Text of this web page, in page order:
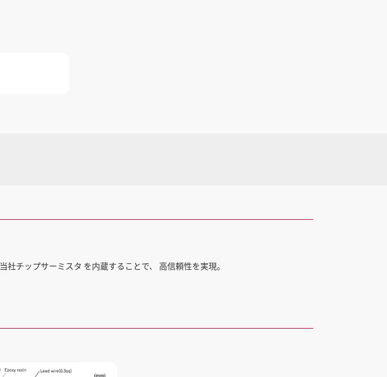
当社チップサーミスタ を内蔵することで、 高信頼性を実現。